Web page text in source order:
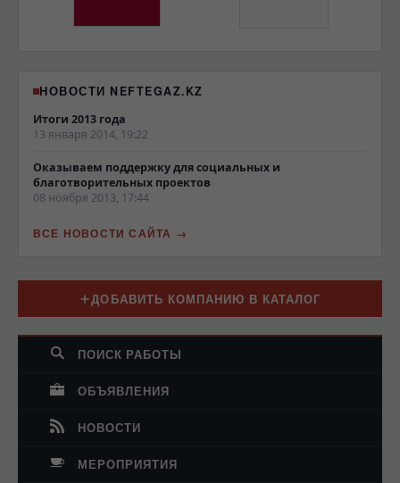
ДОБАВИТЬ КОМПАНИЮ В КАТАЛОГ
ПОИСК РАБОТЫ
ОБЪЯВЛЕНИЯ
НОВОСТИ
МЕРОПРИЯТИЯ
НОВОСТИ NEFTEGAZ.KZ
Итоги 2013 года
13 января 2014, 19:22
Оказываем поддержку для социальных и
благотворительных проектов
08 ноября 2013, 17:44
ВСЕ НОВОСТИ САЙТА